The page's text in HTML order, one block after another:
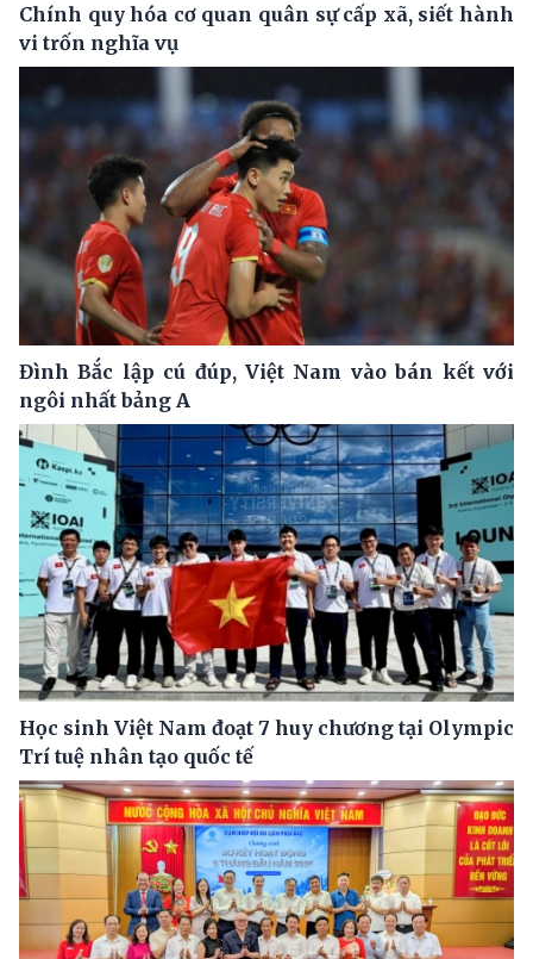
Chính quy hóa cơ quan quân sự cấp xã, siết hành
vi trốn nghĩa vụ
Đình Bắc lập cú đúp, Việt Nam vào bán kết với
ngôi nhất bảng A
Học sinh Việt Nam đoạt 7 huy chương tại Olympic
Trí tuệ nhân tạo quốc tế